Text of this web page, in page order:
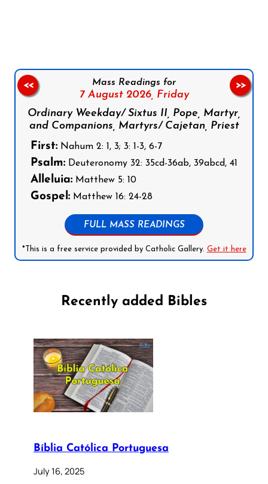
Mass Readings for
7 August 2026, Friday
Ordinary Weekday/ Sixtus II, Pope, Martyr,
and Companions, Martyrs/ Cajetan, Priest
First: Nahum 2: 1, 3; 3: 1-3, 6-7
Psalm: Deuteronomy 32: 35cd-36ab, 39abcd, 41
Alleluia: Matthew 5: 10
Gospel: Matthew 16: 24-28
FULL MASS READINGS
*This is a free service provided by Catholic Gallery. Get it here
<< >>
Recently added Bibles
Bíblia Católica Portuguesa
July 16, 2025